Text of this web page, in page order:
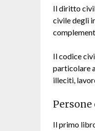
Il diritto
civile degli
Il codice
particolare
illeciti,
Il primo